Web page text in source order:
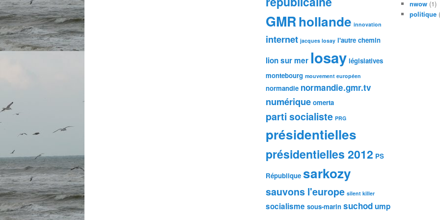
GMRhollande innovation
internet jacques losay l'autre chemin
lion sur mer losay législatives
montebourg mouvement européen
normandie normandie.gmr.tv
numérique omerta
parti socialiste PRG
présidentielles
présidentielles 2012 PS
République sarkozy
sauvons l'europe silent killer
socialisme sous-marin suchodump
nwow(1)
politique